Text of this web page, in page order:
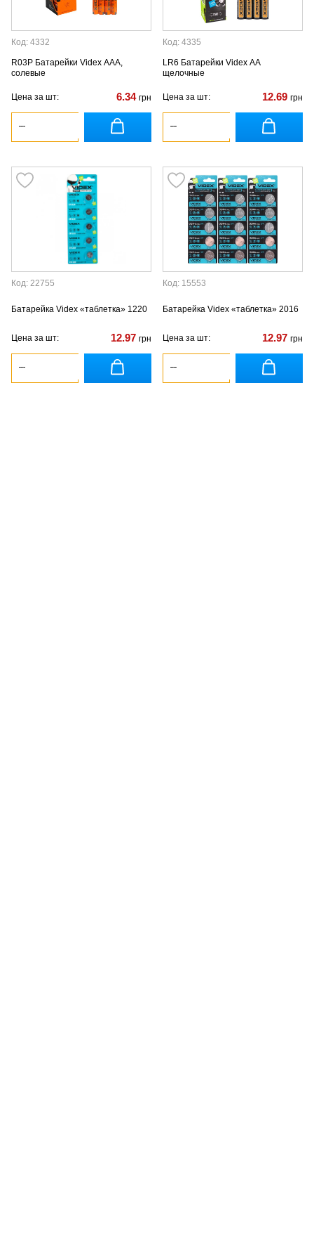
Код: 4332
R03P Батарейки Videx AAA,
солевые
Цена за шт: 6.34 грн
Код: 4335
LR6 Батарейки Videx AA
щелочные
Цена за шт: 12.69 грн
Код: 22755
Батарейка Videx «таблетка» 1220
Цена за шт: 12.97 грн
Код: 15553
Батарейка Videx «таблетка» 2016
Цена за шт: 12.97 грн